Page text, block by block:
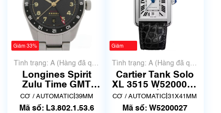
Giảm 33%
Tình trạng: A (Hàng đã qua
sử dụng nhưng rất đẹp,
không có xước)
Longines Spirit
Zulu Time GMT
Titanium 39mm
L3.802.1.53.6
CƠ / AUTOMATIC| 39MM
Mã số: L3.802.1.53.6
Giảm
Tình trạng: A (Hàng đã qua
sử dụng nhưng rất đẹp,
không có xước)
Cartier Tank Solo
XL 3515 W5200027
| Mã số 9804
CƠ / AUTOMATIC 31X41MM
Mã số: W5200027